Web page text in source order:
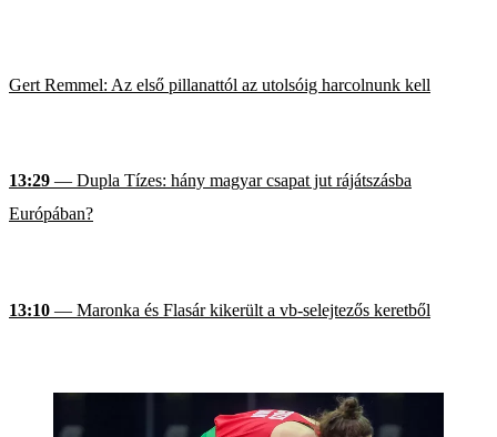
Gert Remmel: Az első pillanattól az utolsóig harcolnunk kell
13:29 — Dupla Tízes: hány magyar csapat jut rájátszásba
Európában?
13:10 — Maronka és Flasár kikerült a vb-selejtezős keretből